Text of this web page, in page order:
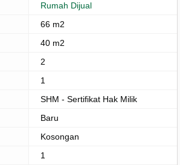
Rumah Dijual
66 m2
40 m2
2
1
SHM - Sertifikat Hak Milik
Baru
Kosongan
1